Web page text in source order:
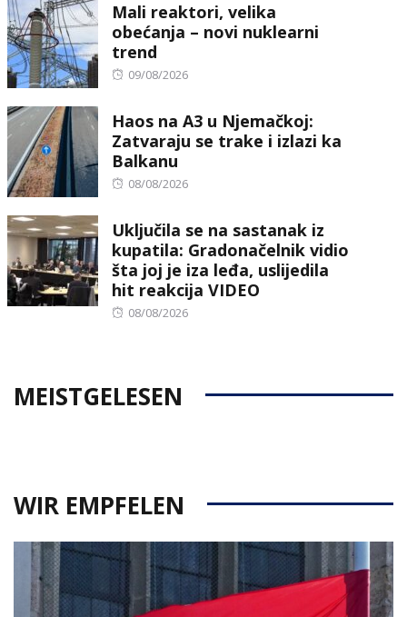
Mali reaktori, velika
obećanja – novi nuklearni
trend
Posted
09/08/2026
Haos na A3 u Njemačkoj:
Zatvaraju se trake i izlazi ka
Balkanu
Posted
08/08/2026
Uključila se na sastanak iz
kupatila: Gradonačelnik vidio
šta joj je iza leđa, uslijedila
hit reakcija VIDEO
Posted
08/08/2026
MEISTGELESEN
WIR EMPFELEN